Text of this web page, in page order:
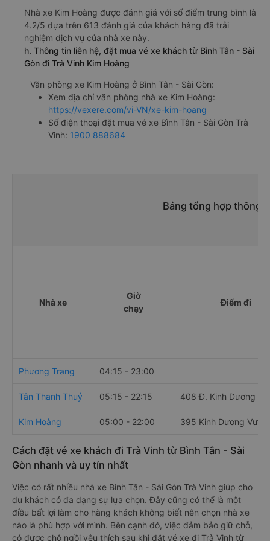
Nhà xe Kim Hoàng được đánh giá với số điểm trung bình là
4.2/5 dựa trên 613 đánh giá của khách hàng đã trải
nghiệm dịch vụ của nhà xe này.
h. Thông tin liên hệ, đặt mua vé xe khách từ Bình Tân - Sài
Gòn đi Trà Vinh Kim Hoàng
Văn phòng xe Kim Hoàng ở Bình Tân - Sài Gòn:
Xem địa chỉ văn phòng nhà xe Kim Hoàng:
https://vexere.com/vi-VN/xe-kim-hoang
Số điện thoại đặt mua vé xe Bình Tân - Sài Gòn Trà
Vinh: 1900 888684
Bảng tổng hợp thông
Nhà xe
Giờ
chạy
Điểm đi
Phương Trang 04:15 - 23:00
Tân Thanh Thuỷ 05:15 - 22:15 408 Đ. Kinh Dương
Kim Hoàng 05:00 - 22:00 395 Kinh Dương
Cách đặt vé xe khách đi Trà Vinh từ Bình Tân - Sài
Gòn nhanh và uy tín nhất
Việc có rất nhiều nhà xe Bình Tân - Sài Gòn Trà Vinh giúp cho
du khách có đa dạng sự lựa chọn. Đây cũng có thể là một
điều bất lợi làm cho hàng khách không biết nên chọn nhà xe
nào là phù hợp với mình. Bên cạnh đó, việc đảm bảo giữ chỗ,
có được chỗ ngồi yêu thích sau khi đặt vé xe đi Trà Vinh từ